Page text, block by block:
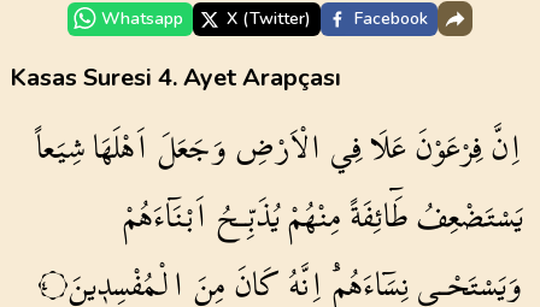
Whatsapp X (Twitter) Facebook
Kasas Suresi 4. Ayet Arapçası
اِنَّفِرْعَوْنَعَلَافِيالْاَرْضِوَجَعَلَاَهْلَهَاشِيَعاً
يَسْتَضْعِفُطَٓائِفَةًمِنْهُمْيُذَبِّـحُاَبْنَٓاءَهُمْ
وَيَسْتَحْـي۪نِسَٓاءَهُمْۜاِنَّهُكَانَمِنَالْمُفْسِد۪ينَ ٤